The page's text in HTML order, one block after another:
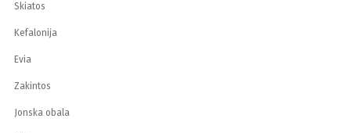
Skiatos
Kefalonija
Evia
Zakintos
Jonska obala